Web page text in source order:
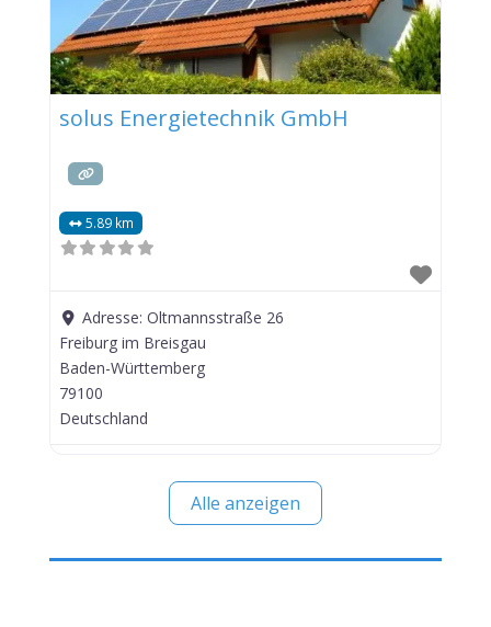
solus Energietechnik GmbH
5.89 km
Adresse:Oltmannsstraße 26
Freiburg im Breisgau
Baden-Württemberg
79100
Deutschland
Alle anzeigen